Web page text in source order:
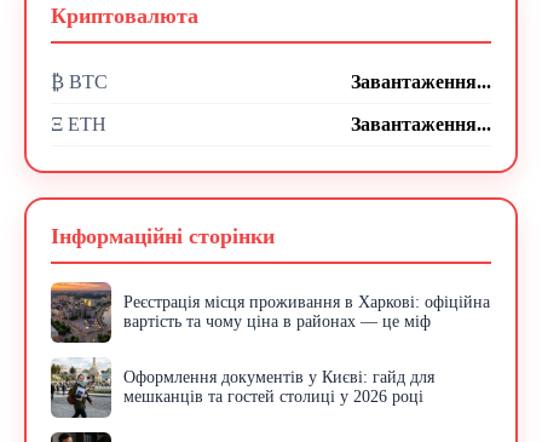
Криптовалюта
₿ BTC Завантаження...
Ξ ETH Завантаження...
Інформаційні сторінки
Реєстрація місця проживання в Харкові: офіційна
вартість та чому ціна в районах — це міф
Оформлення документів у Києві: гайд для
мешканців та гостей столиці у 2026 році